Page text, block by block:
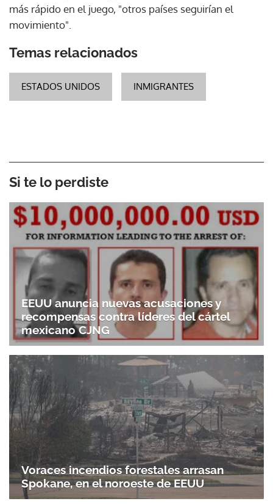
más rápido en el juego, "otros países seguirían el
movimiento".
Temas relacionados
ESTADOS UNIDOS INMIGRANTES
Si te lo perdiste
EEUU anuncia nuevas acusaciones y
recompensas contra líderes del cártel
mexicano CJNG
Voraces incendios forestales arrasan
Spokane, en el noroeste de EEUU